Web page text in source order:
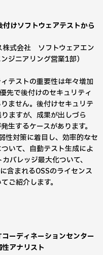
けソフトウェアテストから
式会社 ソフトウェアエン
ジニアリング営業1部）
テストの重要性は年々増加
先で後付けのセキュリティ
ません。後付けセキュリテ
ますが、成果が出しづら
生するケースがあります。
性対策に着目し、効率的なセ
いて、自動テスト生成によ
バレッジ最大化ついて、
含まれるOSSのライセンス
ご紹介します。
ーディネーションセンター
アナリスト